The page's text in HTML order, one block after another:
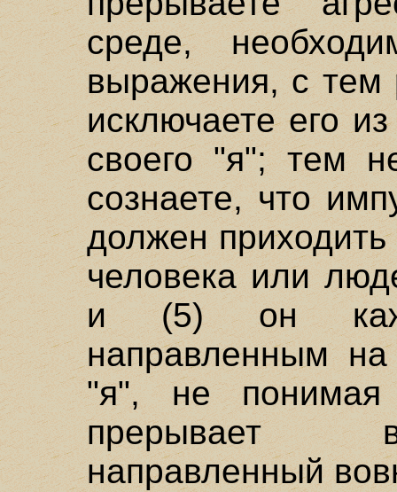
среде,
выражения, с тем
исключаете его
своего "я"; тем
сознаете, что
должен приходить
человека или
и (5) он
направленным
"я", не понимая
прерывает
направленный